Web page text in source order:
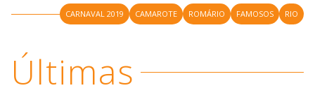
CARNAVAL 2019 CAMAROTE ROMÁRIO FAMOSOS RIO
Últimas